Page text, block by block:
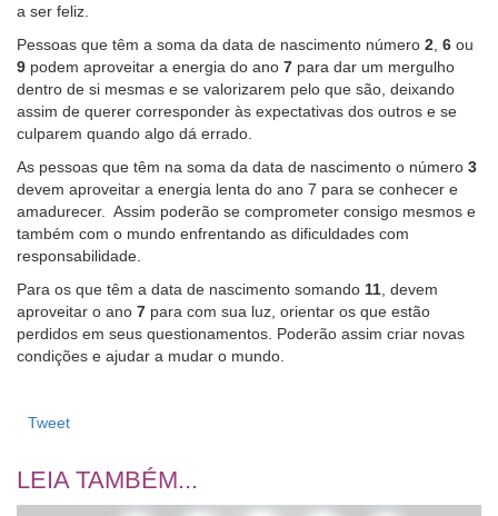
a ser feliz.
Pessoas que têm a soma da data de nascimento número 2 6 ou
9 podem aproveitar a energia do ano 7 para dar um mergulho
dentro de si mesmas e se valorizarem pelo que são, deixando
assim de querer corresponder às expectativas dos outros e se
culparem quando algo dá errado.
As pessoas que têm na soma da data de nascimento o número 3
devem aproveitar a energia lenta do ano 7 para se conhecer e
amadurecer. Assim poderão se comprometer consigo mesmos e
também com o mundo enfrentando as dificuldades com
responsabilidade.
Para os que têm a data de nascimento somando 11 , devem
aproveitar o ano 7 para com sua luz, orientar os que estão
perdidos em seus questionamentos. Poderão assim criar novas
condições e ajudar a mudar o mundo.
Tweet
LEIA TAMBÉM...